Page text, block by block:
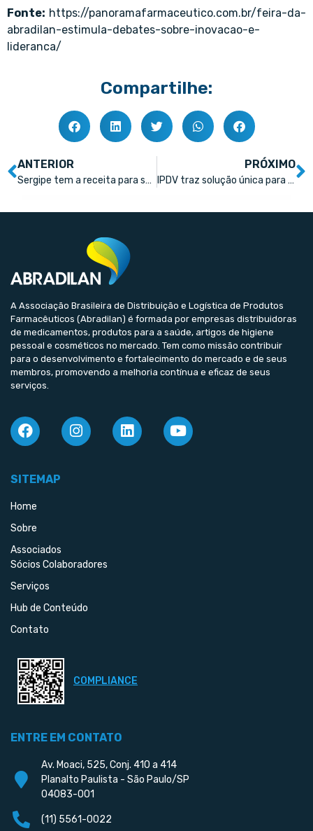
Fonte: https://panoramafarmaceutico.com.br/feira-da-
abradilan-estimula-debates-sobre-inovacao-e-
lideranca/
Compartilhe:
ANTERIOR
Sergipe tem a receita para se firmar como polo farmacêutico no Brasil
PRÓXIMO
IPDV traz solução única para todas as necessidades do PDV da farmácia
A Associação Brasileira de Distribuição e Logística de Produtos
Farmacêuticos (Abradilan) é formada por empresas distribuidoras
de medicamentos, produtos para a saúde, artigos de higiene
pessoal e cosméticos no mercado. Tem como missão contribuir
para o desenvolvimento e fortalecimento do mercado e de seus
membros, promovendo a melhoria contínua e eficaz de seus
serviços.
SITEMAP
Home
Sobre
Associados
Sócios Colaboradores
Serviços
Hub de Conteúdo
Contato
COMPLIANCE
ENTRE EM CONTATO
Av. Moaci, 525, Conj. 410 a 414
Planalto Paulista - São Paulo/SP
04083-001
(11) 5561-0022